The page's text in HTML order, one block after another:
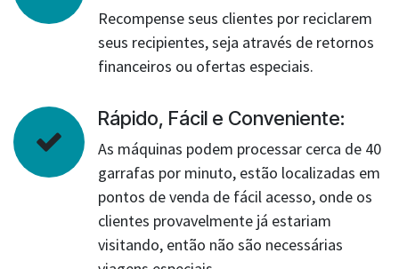
Recompense seus clientes por reciclarem
seus recipientes, seja através de retornos
financeiros ou ofertas especiais.
Rápido, Fácil e Conveniente:
As máquinas podem processar cerca de 40
garrafas por minuto, estão localizadas em
pontos de venda de fácil acesso, onde os
clientes provavelmente já estariam
visitando, então não são necessárias